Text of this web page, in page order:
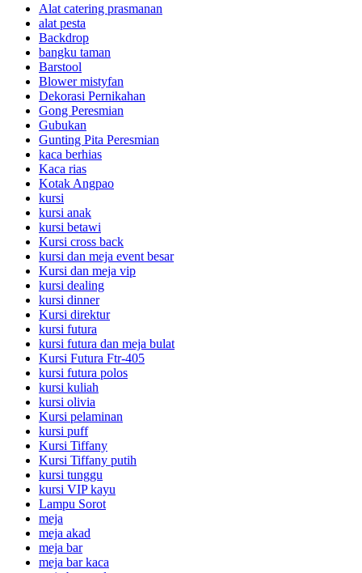
Alat catering prasmanan
alat pesta
Backdrop
bangku taman
Barstool
Blower mistyfan
Dekorasi Pernikahan
Gong Peresmian
Gubukan
Gunting Pita Peresmian
kaca berhias
Kaca rias
Kotak Angpao
kursi
kursi anak
kursi betawi
Kursi cross back
kursi dan meja event besar
Kursi dan meja vip
kursi dealing
kursi dinner
Kursi direktur
kursi futura
kursi futura dan meja bulat
Kursi Futura Ftr-405
kursi futura polos
kursi kuliah
kursi olivia
Kursi pelaminan
kursi puff
Kursi Tiffany
Kursi Tiffany putih
kursi tunggu
kursi VIP kayu
Lampu Sorot
meja
meja akad
meja bar
meja bar kaca